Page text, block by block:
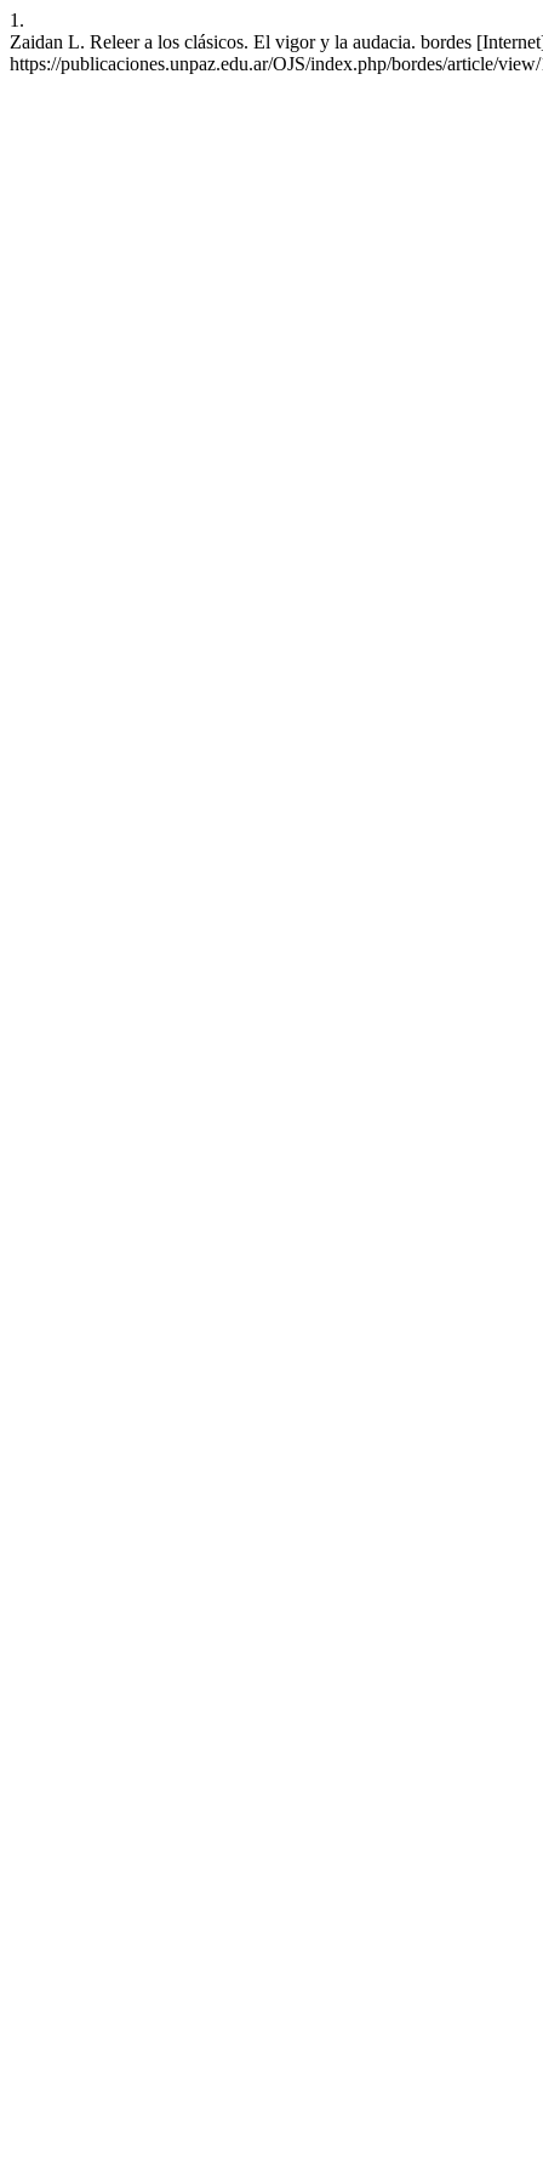
1.
Zaidan L. Releer a los clásicos. El vigor y la audacia. bordes
https://publicaciones.unpaz.edu.ar/OJS/index.php/bordes/article/